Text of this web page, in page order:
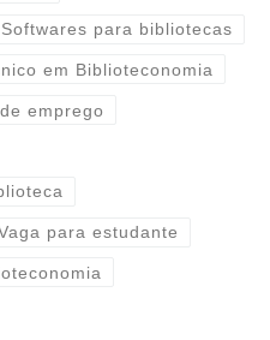
Softwares para bibliotecas
em Biblioteconomia
emprego
para estudante